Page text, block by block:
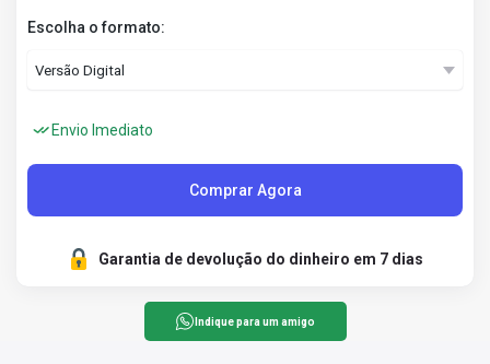
Escolha o formato:
Envio Imediato
Comprar Agora
Garantia de devolução do dinheiro em 7 dias
Indique para um amigo